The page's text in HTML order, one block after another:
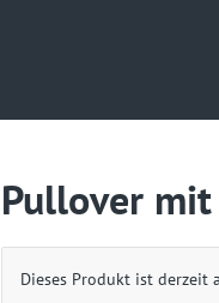
Pullover
Dieses Produkt ist derzeit